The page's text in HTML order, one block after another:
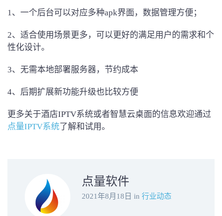
1、一个后台可以对应多种apk界面，数据管理方便；
2、适合使用场景更多，可以更好的满足用户的需求和个
性化设计。
3、无需本地部署服务器，节约成本
4、后期扩展新功能升级也比较方便
更多关于酒店IPTV系统或者智慧云桌面的信息欢迎通过
点量IPTV系统 了解和试用。
点量软件
2021年8月18日 in 行业动态